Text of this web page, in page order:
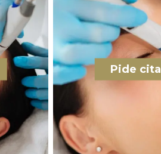
Pide cita